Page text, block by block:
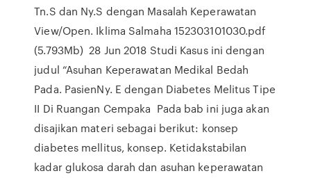
Tn.S dan Ny.S dengan Masalah Keperawatan
View/Open. Iklima Salmaha 152303101030.pdf
(5.793Mb) 28 Jun 2018 Studi Kasus ini dengan
judul “Asuhan Keperawatan Medikal Bedah
Pada. PasienNy. E dengan Diabetes Melitus Tipe
II Di Ruangan Cempaka Pada bab ini juga akan
disajikan materi sebagai berikut: konsep
diabetes mellitus, konsep. Ketidakstabilan
kadar glukosa darah dan asuhan keperawatan